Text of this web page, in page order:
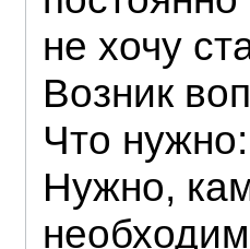
не хочу
Возник
Что нужно:
Нужно,